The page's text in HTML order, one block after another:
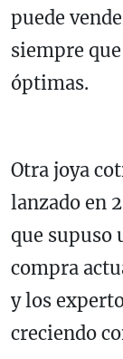
puede
siempre
óptimas.
Otra joya
lanzado en
que supuso
compra
y los
creciendo